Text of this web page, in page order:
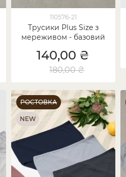
110576-21
Трусики Plus Size з
мереживом - базовий
140,00 ₴
180,00 ₴
РОСТОВКА
NEW